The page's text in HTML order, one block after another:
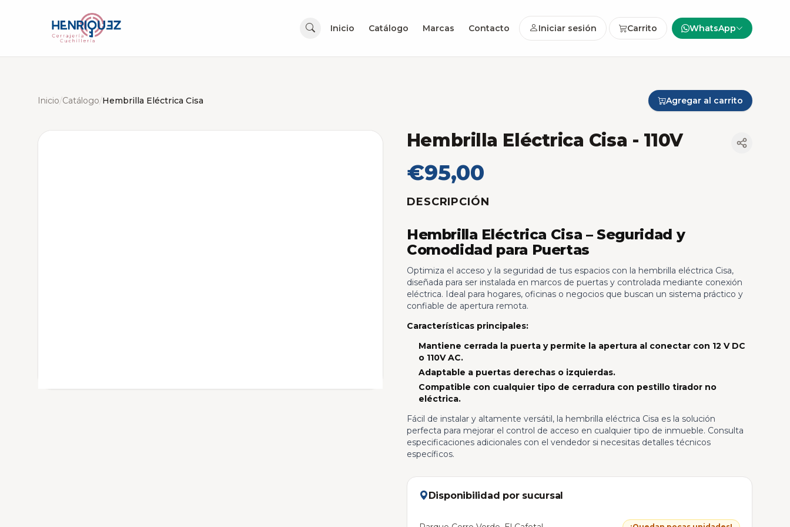
Inicio Catálogo Marcas Contacto Iniciar sesión Carrito WhatsApp
Inicio/Catálogo/Hembrilla Eléctrica Cisa Agregar al carrito
Hembrilla Eléctrica Cisa - 110V
€95,00
DESCRIPCIÓN
Hembrilla Eléctrica Cisa – Seguridad y
Comodidad para Puertas
Optimiza el acceso y la seguridad de tus espacios con la hembrilla eléctrica Cisa,
diseñada para ser instalada en marcos de puertas y controlada mediante conexión
eléctrica. Ideal para hogares, oficinas o negocios que buscan un sistema práctico y
confiable de apertura remota.
Características principales:
Mantiene cerrada la puerta y permite la apertura al conectar con 12 V DC
o 110V AC.
Adaptable a puertas derechas o izquierdas.
Compatible con cualquier tipo de cerradura con pestillo tirador no
eléctrica.
Fácil de instalar y altamente versátil, la hembrilla eléctrica Cisa es la solución
perfecta para mejorar el control de acceso en cualquier tipo de inmueble. Consulta
especificaciones adicionales con el vendedor si necesitas detalles técnicos
específicos.
Disponibilidad por sucursal